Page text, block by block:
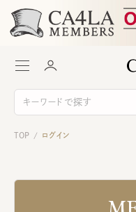
TOP / ログイン